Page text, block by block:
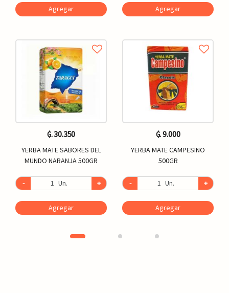
Agregar
₲. 30.350
YERBA MATE SABORES DEL
MUNDO NARANJA 500GR
- Un. +
Agregar
Agregar
₲. 9.000
YERBA MATE CAMPESINO
500GR
- Un. +
Agregar